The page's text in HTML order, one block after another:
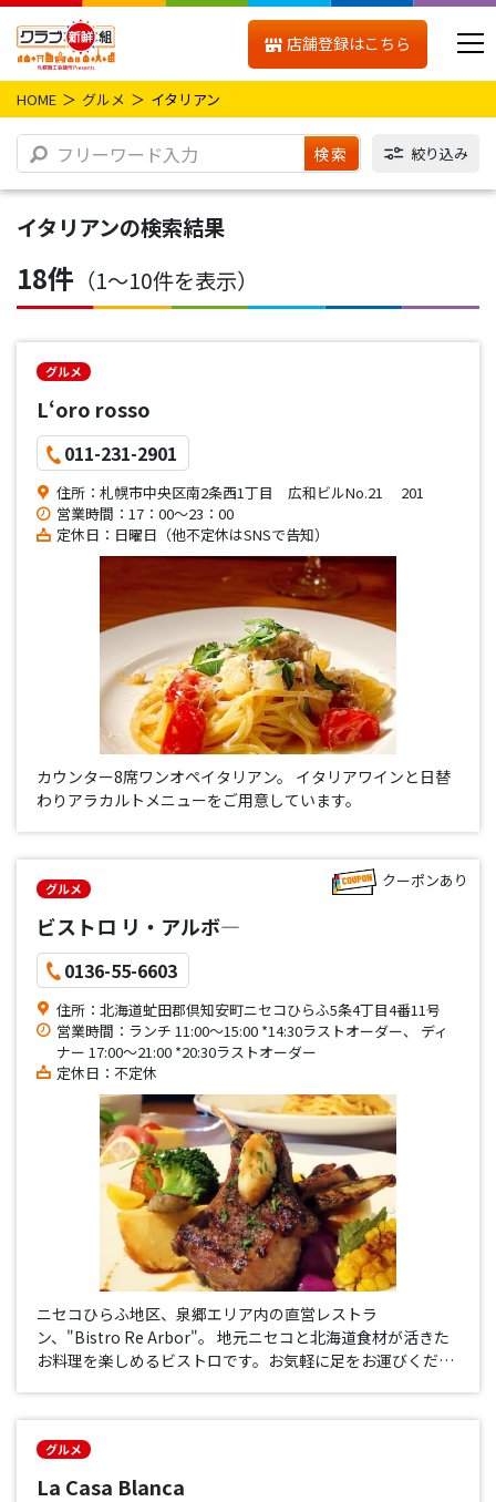
店舗登録はこちら
HOME グルメ イタリアン
検索 絞り込み
イタリアンの検索結果
18件 （1〜10件を表示）
グルメ
L‘oro rosso
011-231-2901
住所：札幌市中央区南2条西1丁目 広和ビルNo.21 201
営業時間：17：00～23：00
定休日：日曜日（他不定休はSNSで告知）
カウンター8席ワンオペイタリアン。 イタリアワインと日替
わりアラカルトメニューをご用意しています。
グルメ
ビストロ リ・アルボ―
0136-55-6603
住所：北海道虻田郡倶知安町ニセコひらふ5条4丁目4番11号
営業時間：ランチ 11:00～15:00 *14:30ラストオーダー、 ディ
ナー 17:00～21:00 *20:30ラストオーダー
定休日：不定休
ニセコひらふ地区、泉郷エリア内の直営レストラ
ン、"Bistro Re Arbor"。 地元ニセコと北海道食材が活きた
お料理を楽しめるビストロです。お気軽に足をお運びくださ
クーポンあり
グルメ
La Casa Blanca